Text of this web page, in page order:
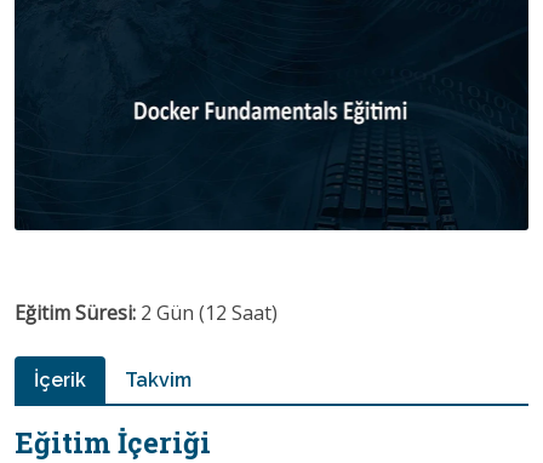
Eğitim Süresi: 2 Gün (12 Saat)
İçerik Takvim
Eğitim İçeriği